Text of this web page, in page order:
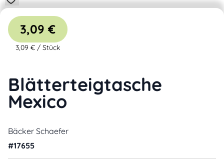
Blätterteigtasche
Mexico
Bäcker Schaefer
#17655
3,09 €
3,09 € / Stück